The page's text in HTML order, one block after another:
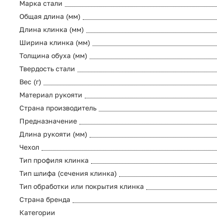
Марка стали
Общая длина (мм)
Длина клинка (мм)
Ширина клинка (мм)
Толщина обуха (мм)
Твердость стали
Вес (г)
Материал рукояти
Страна производитель
Предназначение
Длина рукояти (мм)
Чехол
Тип профиля клинка
Тип шлифа (сечения клинка)
Тип обработки или покрытия клинка
Страна бренда
Категории